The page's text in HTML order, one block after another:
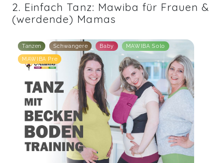
2. Einfach Tanz: Mawiba für Frauen &
(werdende) Mamas
Tanzen Schwangere Baby MAWIBA Solo
MAWIBA Pre